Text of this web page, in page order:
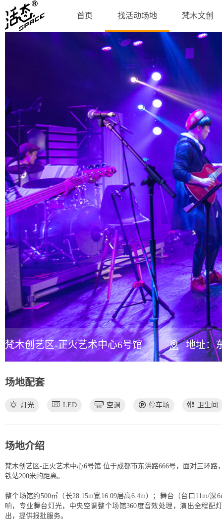
首页 找活动场地 梵木文创
梵木创艺区-正火艺术中心6号馆 地址：
场地配套
灯光 LED 空调 停车场 卫生间
场地介绍
梵木创艺区-正火艺术中心6号馆 位于成都市东洪路666号，面对三环路
铁站200米的距离。
整个场馆约500㎡（长28.15m宽16.09层高6.4m）；舞台（台口11m/深
响，专业舞台灯光，中央空调整个场馆360度音效处理，演出全程配
出，提供报批服务。